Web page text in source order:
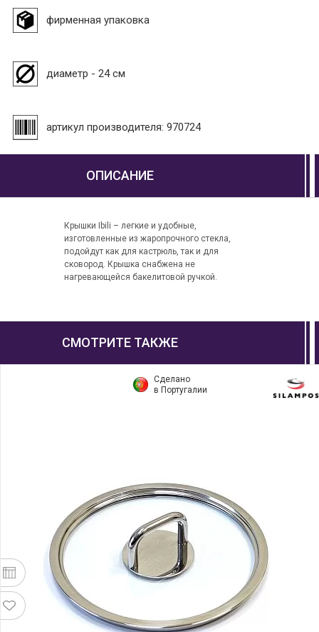
фирменная упаковка
диаметр - 24 см
артикул производителя: 970724
ОПИСАНИЕ
Крышки Ibili – легкие и удобные,
изготовленные из жаропрочного стекла,
подойдут как для кастрюль, так и для
сковород. Крышка снабжена не
нагревающейся бакелитовой ручкой.
СМОТРИТЕ ТАКЖЕ
Сделано
в Португалии